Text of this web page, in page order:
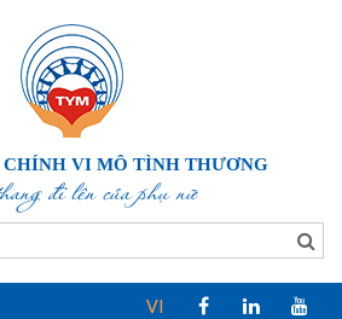
VI MÔ TÌNH THƯƠNG
đi lên của phụ nữ
VI